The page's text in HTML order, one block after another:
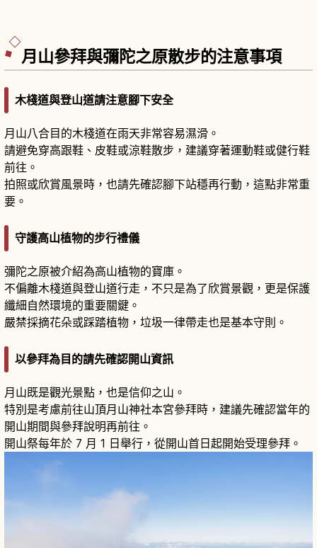
月山參拜與彌陀之原散步的注意事項
木棧道與登山道請注意腳下安全
月山八合目的木棧道在雨天非常容易濕滑。
請避免穿高跟鞋、皮鞋或涼鞋散步，建議穿著運動鞋或健行鞋
前往。
拍照或欣賞風景時，也請先確認腳下站穩再行動，這點非常重
要。
守護高山植物的步行禮儀
彌陀之原被介紹為高山植物的寶庫。
不偏離木棧道與登山道行走，不只是為了欣賞景觀，更是保護
纖細自然環境的重要關鍵。
嚴禁採摘花朵或踩踏植物，垃圾一律帶走也是基本守則。
以參拜為目的請先確認開山資訊
月山既是觀光景點，也是信仰之山。
特別是考慮前往山頂月山神社本宮參拜時，建議先確認當年的
開山期間與參拜說明再前往。
開山祭每年於 7 月 1 日舉行，從開山首日起開始受理參拜。